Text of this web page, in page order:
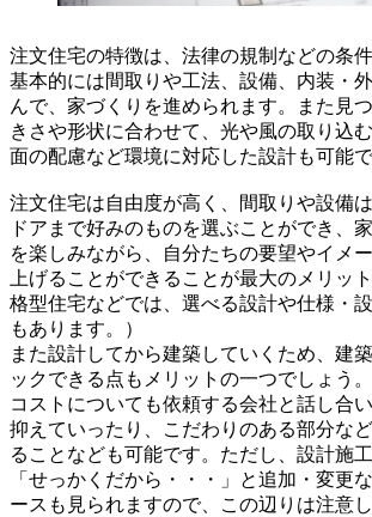
注文住宅の特徴は、法律の規制などの条
基本的には間取りや工法、設備、内装・
んで、家づくりを進められます。また見
きさや形状に合わせて、光や風の取り込
面の配慮など環境に対応した設計も可能で
注文住宅は自由度が高く、間取りや設備
ドアまで好みのものを選ぶことができ、
を楽しみながら、自分たちの要望やイメ
上げることができることが最大のメリッ
格型住宅などでは、選べる設計や仕様・
もあります。）
また設計してから建築していくため、建
ックできる点もメリットの一つでしょう。
コストについても依頼する会社と話し合
抑えていったり、こだわりのある部分な
ることなども可能です。ただし、設計施
「せっかくだから・・・」と追加・変更
ースも見られますので、この辺りは注意